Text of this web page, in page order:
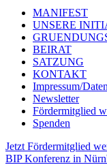
MANIFEST
UNSERE
BEIRAT
SATZUNG
KONTAKT
Impressum/
Newsletter
Fördermitglied
Spenden
Jetzt Fördermitglied
BIP Konferenz in